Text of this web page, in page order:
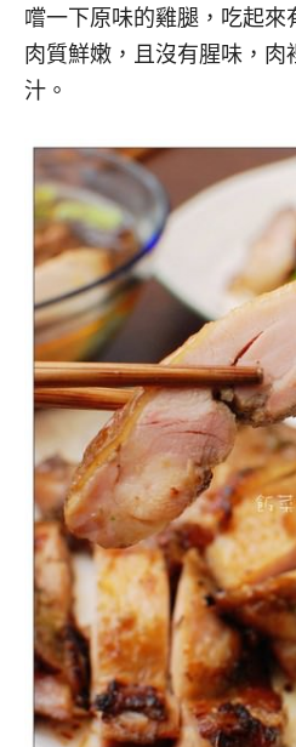
嚐一下原味的雞腿，吃起來
肉質鮮嫩，且沒有腥味，肉
汁。